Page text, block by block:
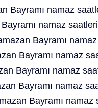
Bayramı namaz
namaz saatleri
Bayramı
Bayramı namaz
Bayramı namaz
Bayramı namaz
Bayramı namaz